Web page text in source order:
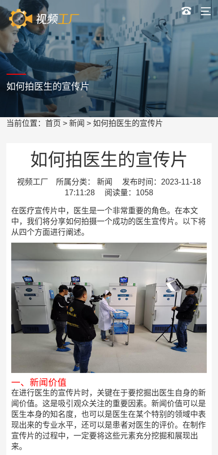
如何拍医生的宣传片
当前位置：首页 >新闻 > 如何拍医生的宣传片
如何拍医生的宣传片
视频工厂 所属分类： 新闻 发布时间：2023-11-18
17:11:28 阅读量：1058
在医疗宣传片中，医生是一个非常重要的角色。在本文
中，我们将分享如何拍摄一个成功的医生宣传片。以下将
从四个方面进行阐述。
一、新闻价值
在进行医生的宣传片时，关键在于要挖掘出医生自身的新
闻价值。这是吸引观众关注的重要因素。新闻价值可以是
医生本身的知名度，也可以是医生在某个特别的领域中表
现出来的专业水平，还可以是患者对医生的评价。在制作
宣传片的过程中，一定要将这些元素充分挖掘和展现出
来。